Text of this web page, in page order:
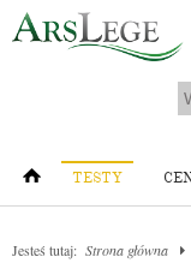
TESTY
Jesteś tutaj: Strona główna